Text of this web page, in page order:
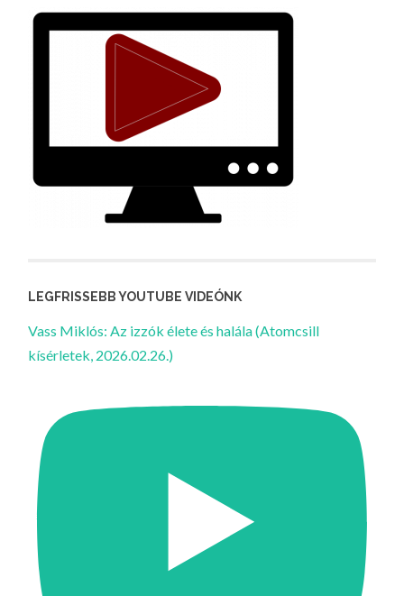
LEGFRISSEBB YOUTUBE VIDEÓNK
Vass Miklós: Az izzók élete és halála (Atomcsill
kísérletek, 2026.02.26.)